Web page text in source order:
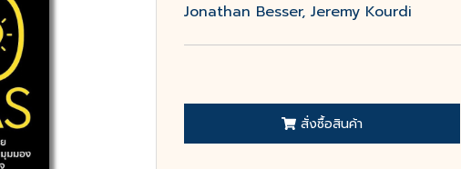
Jonathan Besser, Jeremy Kourdi
สั่งซื้อสินค้า